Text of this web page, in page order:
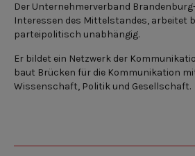
Der Unternehmerverband
Interessen des Mittelstandes, arbeitet
parteipolitisch unabhängig.
Er bildet ein Netzwerk der
baut Brücken für die Kommunikation
Wissenschaft, Politik und Gesellschaft.